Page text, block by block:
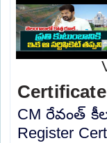
CM రేవంత్
Register